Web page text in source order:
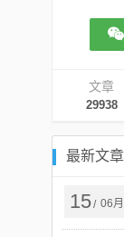
文章
29938
最新文章
15/ 06月